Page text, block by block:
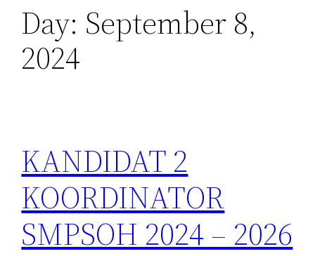
Day: September 8,
2024
KANDIDAT 2
KOORDINATOR
SMPSOH 2024 – 2026